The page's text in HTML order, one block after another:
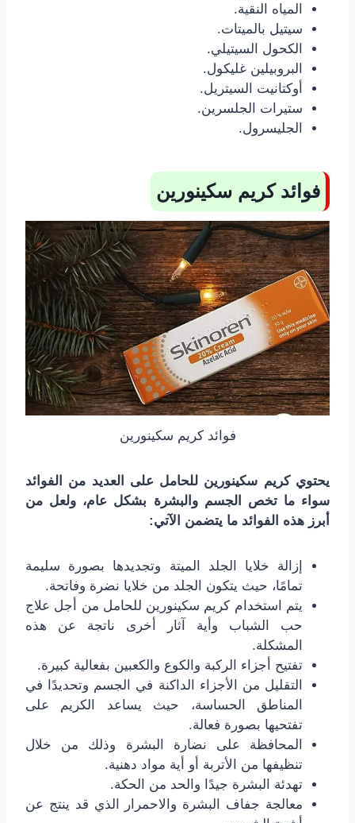
المياه النقية.
سيتيل بالميتات.
الكحول السيتيلي.
البروبيلين غليكول.
أوكتانيت السيتريل.
ستيرات الجلسرين.
الجليسرول.
فوائد كريم سكينورين
فوائد كريم سكينورين
يحتوي كريم سكينورين للحامل على العديد من الفوائد
سواء ما تخص الجسم والبشرة بشكل عام، ولعل من
أبرز هذه الفوائد ما يتضمن الآتي:
إزالة خلايا الجلد الميتة وتجديدها بصورة سليمة
تمامًا، حيث يتكون الجلد من خلايا نضرة وفاتحة.
يتم استخدام كريم سكينورين للحامل من أجل علاج
حب الشباب وأية آثار أخرى ناتجة عن هذه
المشكلة.
تفتيح أجزاء الركبة والكوع والكعبين بفعالية كبيرة.
التقليل من الأجزاء الداكنة في الجسم وتحديدًا في
المناطق الحساسة، حيث يساعد الكريم على
تفتحيها بصورة فعالة.
المحافظة على نضارة البشرة وذلك من خلال
تنظيفها من الأتربة أو أية مواد دهنية.
تهدئة البشرة جيدًا والحد من الحكة.
معالجة جفاف البشرة والاحمرار الذي قد ينتج عن